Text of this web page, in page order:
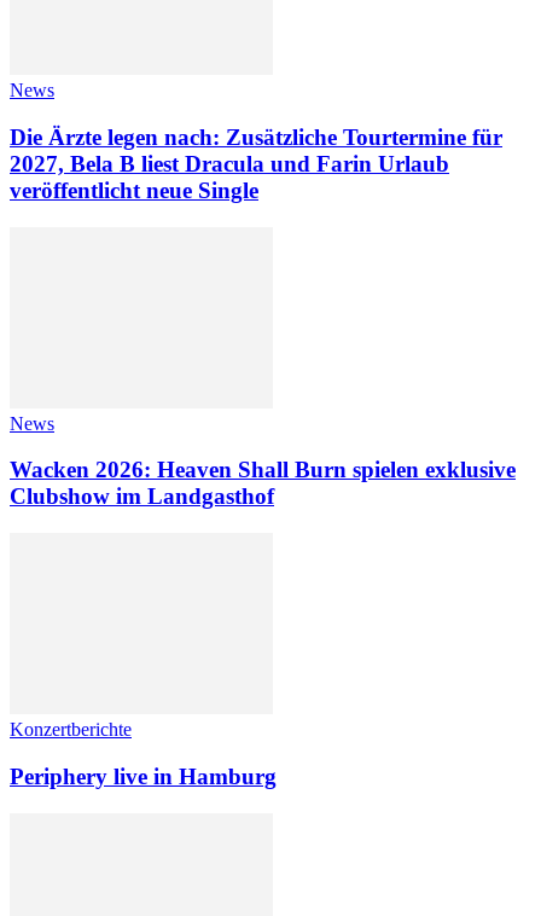
News
Die Ärzte legen nach: Zusätzliche Tourtermine für
2027, Bela B liest Dracula und Farin Urlaub
veröffentlicht neue Single
News
Wacken 2026: Heaven Shall Burn spielen exklusive
Clubshow im Landgasthof
Konzertberichte
Periphery live in Hamburg